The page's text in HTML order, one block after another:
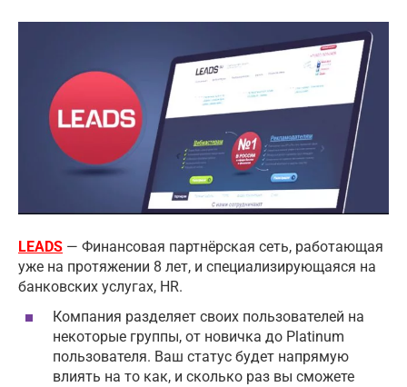
LEADS — Финансовая партнёрская сеть, работающая
уже на протяжении 8 лет, и специализирующаяся на
банковских услугах, HR.
Компания разделяет своих пользователей на
некоторые группы, от новичка до Platinum
пользователя. Ваш статус будет напрямую
влиять на то как, и сколько раз вы сможете